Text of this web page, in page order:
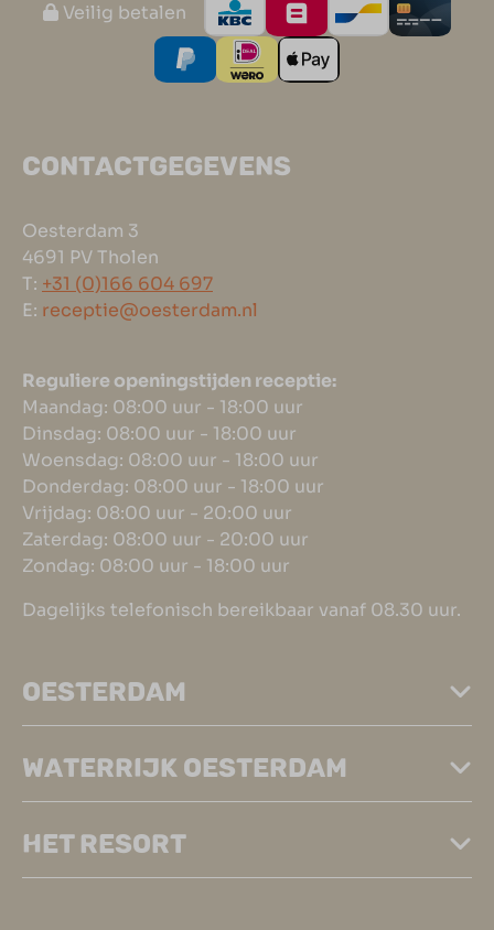
Veilig betalen
CONTACTGEGEVENS
Oesterdam 3
4691 PV Tholen
T: +31 (0)166 604 697
E: receptie@oesterdam.nl
Reguliere openingstijden receptie:
Maandag: 08:00 uur - 18:00 uur
Dinsdag: 08:00 uur - 18:00 uur
Woensdag: 08:00 uur - 18:00 uur
Donderdag: 08:00 uur - 18:00 uur
Vrijdag: 08:00 uur - 20:00 uur
Zaterdag: 08:00 uur - 20:00 uur
Zondag: 08:00 uur - 18:00 uur
Dagelijks telefonisch bereikbaar vanaf 08.30 uur.
OESTERDAM
WATERRIJK OESTERDAM
HET RESORT